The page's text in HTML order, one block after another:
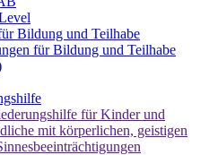
Bildung und Teilhabe
für Bildung und Teilhabe
für Kinder und
mit körperlichen, geistigen